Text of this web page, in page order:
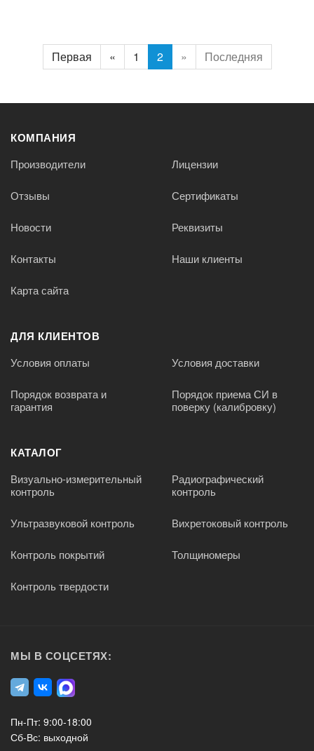
Первая « 1 2 » Последняя
КОМПАНИЯ
Производители Лицензии
Отзывы Сертификаты
Новости Реквизиты
Контакты Наши клиенты
Карта сайта
ДЛЯ КЛИЕНТОВ
Условия оплаты Условия доставки
Порядок возврата и
гарантия
Порядок приема СИ в
поверку (калибровку)
КАТАЛОГ
Визуально-измерительный
контроль
Радиографический
контроль
Ультразвуковой контроль Вихретоковый контроль
Контроль покрытий Толщиномеры
Контроль твердости
МЫ В СОЦСЕТЯХ:
Пн-Пт: 9:00-18:00
Сб-Вс: выходной